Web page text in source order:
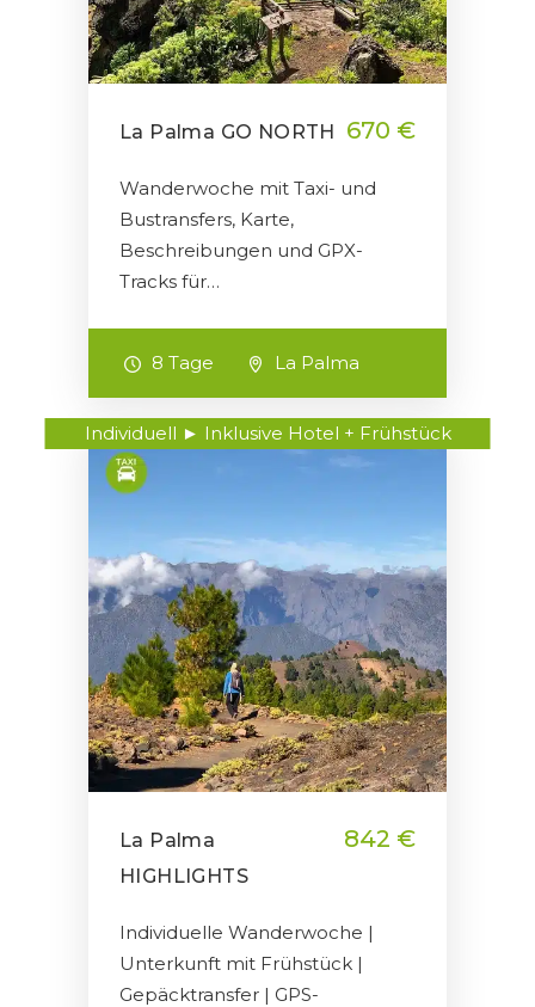
La Palma GO NORTH 670 €
Wanderwoche mit Taxi- und
Bustransfers, Karte,
Beschreibungen und GPX-
Tracks für…
8 Tage La Palma
Individuell ► Inklusive Hotel + Frühstück
La Palma
HIGHLIGHTS
842 €
Individuelle Wanderwoche |
Unterkunft mit Frühstück |
Gepäcktransfer | GPS-